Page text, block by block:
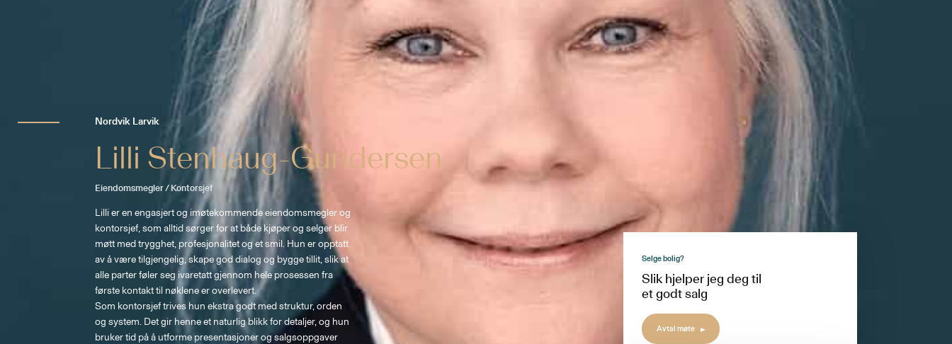
Lilli Stenhaug-Gundersen
Eiendomsmegler / Kontorsjef
Nordvik Larvik
Lilli er en engasjert og imøtekommende eiendomsmegler og
kontorsjef, som alltid sørger for at både kjøper og selger blir
møtt med trygghet, profesjonalitet og et smil. Hun er opptatt
av å være tilgjengelig, skape god dialog og bygge tillit, slik at
alle parter føler seg ivaretatt gjennom hele prosessen fra
første kontakt til nøklene er overlevert.
Som kontorsjef trives hun ekstra godt med struktur, orden
og system. Det gir henne et naturlig blikk for detaljer, og hun
bruker tid på å utforme presentasjoner og salgsoppgaver
Selge bolig?
Slik hjelper jeg deg til
et godt salg
Avtal møte